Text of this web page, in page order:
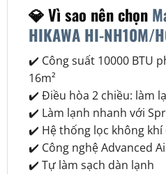
💎 Vì sao nên chọn
HIKAWA HI-NH10M/
✔️ Công suất 10000 BTU
16m²
✔️ Điều hòa 2 chiều: làm
✔️ Làm lạnh nhanh với
✔️ Hệ thống lọc không khí
✔️ Công nghệ Advanced
✔️ Tự làm sạch dàn lạnh